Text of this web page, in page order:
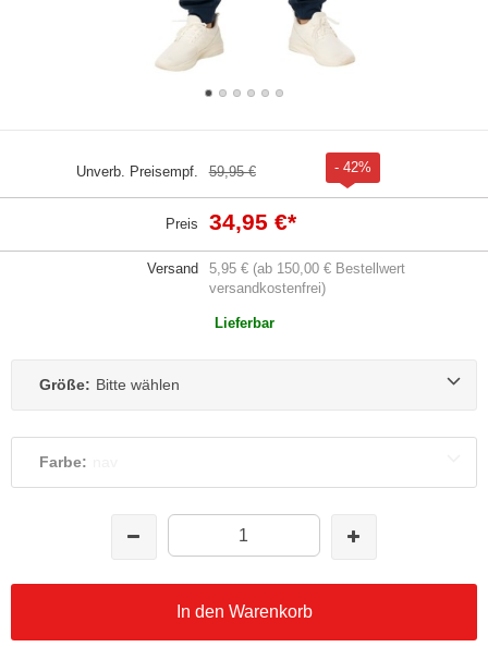
Unverb. Preisempf. 59,95 € - 42%
Preis 34,95 €*
Versand
5,95 € (ab 150,00 € Bestellwert
versandkostenfrei)
Lieferbar
Größe: Bitte wählen
Farbe:
In den Warenkorb